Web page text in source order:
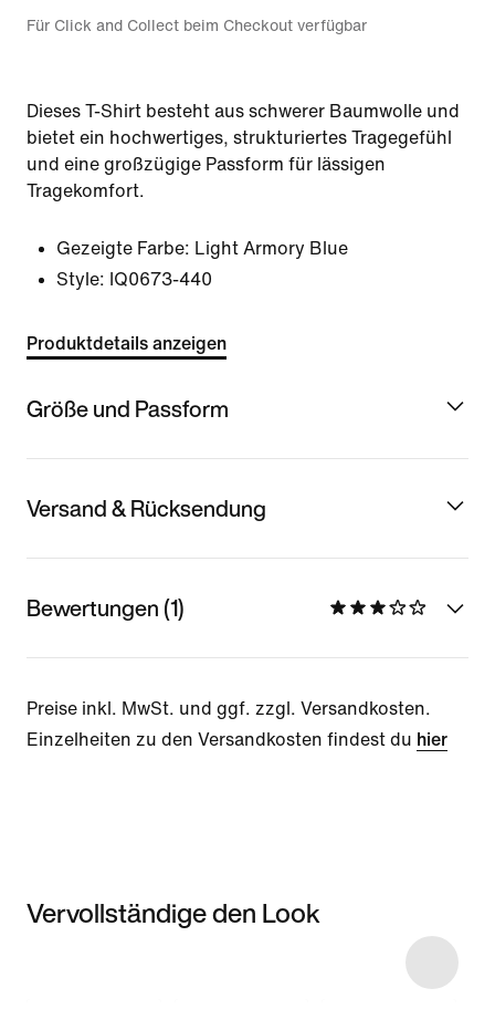
Für Click and Collect beim Checkout verfügbar
Dieses T-Shirt besteht aus schwerer Baumwolle und
bietet ein hochwertiges, strukturiertes Tragegefühl
und eine großzügige Passform für lässigen
Tragekomfort.
Gezeigte Farbe: Light Armory Blue
Style: IQ0673-440
Produktdetails anzeigen
Größe und Passform
Versand & Rücksendung
Bewertungen (1)
Preise inkl. MwSt. und ggf. zzgl. Versandkosten.
Einzelheiten zu den Versandkosten findest du hier
Vervollständige den Look